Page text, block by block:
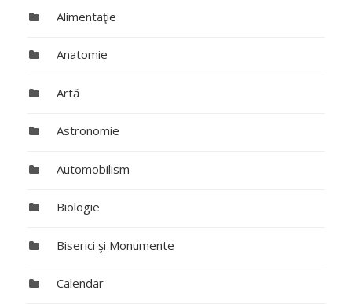
Alimentaţie
Anatomie
Artă
Astronomie
Automobilism
Biologie
Biserici şi Monumente
Calendar